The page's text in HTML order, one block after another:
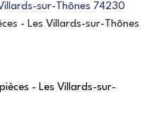
sur-Thônes 74230
- Les Villards-sur-Thônes